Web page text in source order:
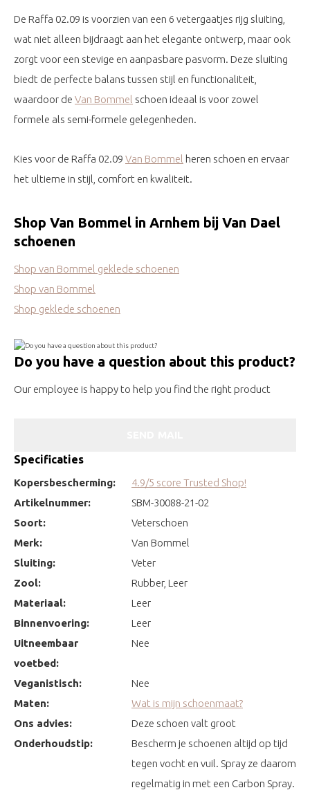
De Raffa 02.09 is voorzien van een 6 vetergaatjes rijg sluiting,
wat niet alleen bijdraagt aan het elegante ontwerp, maar ook
zorgt voor een stevige en aanpasbare pasvorm. Deze sluiting
biedt de perfecte balans tussen stijl en functionaliteit,
waardoor de Van Bommel schoen ideaal is voor zowel
formele als semi-formele gelegenheden.
Kies voor de Raffa 02.09 Van Bommel heren schoen en ervaar
het ultieme in stijl, comfort en kwaliteit.
Shop Van Bommel in Arnhem bij Van Dael
schoenen
Shop van Bommel geklede schoenen
Shop van Bommel
Shop geklede schoenen
Do you have a question about this product?
Our employee is happy to help you find the right product
Specificaties
Kopersbescherming:
4.9/5 score Trusted Shop!
Artikelnummer:
SBM-30088-21-02
Soort:
Veterschoen
Merk:
Van Bommel
Sluiting:
Veter
Zool:
Rubber, Leer
Materiaal:
Leer
Binnenvoering:
Leer
Uitneembaar
voetbed:
Nee
Veganistisch:
Nee
Maten:
Wat is mijn schoenmaat?
Ons advies:
Deze schoen valt groot
Onderhoudstip:
Bescherm je schoenen altijd op tijd
tegen vocht en vuil. Spray ze daarom
regelmatig in met een Carbon Spray.